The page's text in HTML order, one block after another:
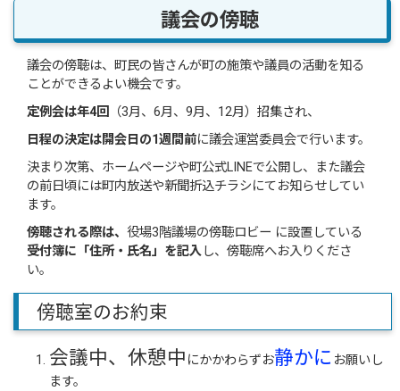
議会の傍聴
議会の傍聴は、町民の皆さんが町の施策や議員の活動を知る
ことができるよい機会です。
定例会は年4回
（3月、6月、9月、12月）招集され、
日程の決定は開会日の1週間前に議会運営委員会で行います。
決まり次第、ホームページや町公式LINEで公開し、また議会
の前日頃には町内放送や新聞折込チラシにてお知らせしてい
ます。
傍聴される際は、役場3階議場の傍聴ロビー に設置している
受付簿に「住所・氏名」を記入し、傍聴席へお入りくださ
い。
傍聴室のお約束
会議中、休憩中 にかかわらずお静かに お願いし
ます。